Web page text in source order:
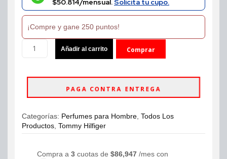
was:
$299,990.
is:
$249,990.
$50.814/mensual.Solicita tu cupo.
¡Compre y gane 250 puntos!
Tommy
Hombre
Añadir al carrito Comprar
PAGA CONTRA ENTREGA
Categorías: Perfumes para Hombre Todos Los
Productos Tommy Hilfiger
Compra a 3 cuotas de $86,947 /mes con